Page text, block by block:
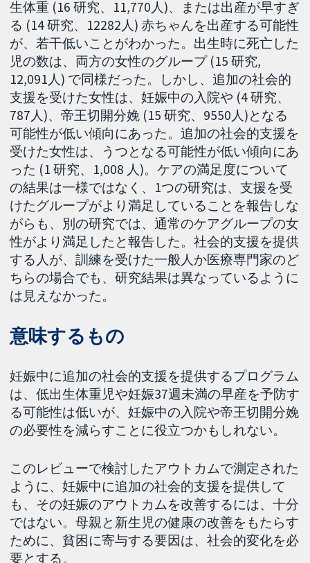
生体重 (16 研究、11,770人)、または出産が早すぎ
る (14 研究、12282人) 赤ちゃんを出産する可能性
が、若干低いことがわかった。出生時に死亡した
児の数は、両方の女性のグループ (15 研究,
12,091人) で同様だった。しかし、追加の社会的
支援を受けた女性は、妊娠中の入院や (4 研究、
787人)、帝王切開分娩 (15 研究、9550人)となる
可能性が低い傾向にあった。追加の社会的支援を
受けた女性は、うつとなる可能性が低い傾向にあ
った (1 研究、1,008 人)。ケアの満足度について
の結果は一様ではなく、1つの研究は、支援を受
けたグループがより満足していることを報告しな
がらも、別の研究では、通常のケアグループの女
性がより満足したと報告した。社会的支援を提供
する人が、訓練を受けた一般人か医療専門家のど
ちらの場合でも、研究結果は異なっているように
は見えなかった。
意味するもの
妊娠中に追加の社会的支援を提供するプログラム
は、低出生体重児や妊娠37週未満の早産を予防す
る可能性は低いが、妊娠中の入院や帝王切開分娩
の必要性を減らすことに役立つかもしれない。
このレビューで検討したアウトカムで測定された
ように、妊娠中に追加の社会的支援を提供して
も、その妊娠のアウトカムを改善するには、十分
ではない。母親と新生児の健康の改善をもたらす
ために、貧困に寄与する要因は、社会的変化を必
要とする。